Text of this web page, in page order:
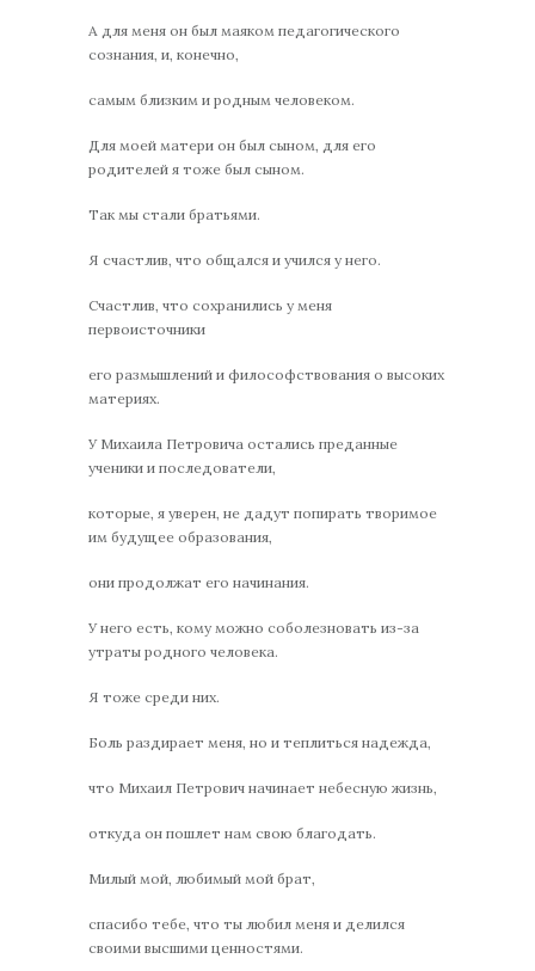
А для меня он был маяком педагогического
сознания, и, конечно,
самым близким и родным человеком.
Для моей матери он был сыном, для его
родителей я тоже был сыном.
Так мы стали братьями.
Я счастлив, что общался и учился у него.
Счастлив, что сохранились у меня
первоисточники
его размышлений и философствования о высоких
материях.
У Михаила Петровича остались преданные
ученики и последователи,
которые, я уверен, не дадут попирать творимое
им будущее образования,
они продолжат его начинания.
У него есть, кому можно соболезновать из-за
утраты родного человека.
Я тоже среди них.
Боль раздирает меня, но и теплиться надежда,
что Михаил Петрович начинает небесную жизнь,
откуда он пошлет нам свою благодать.
Милый мой, любимый мой брат,
спасибо тебе, что ты любил меня и делился
своими высшими ценностями.